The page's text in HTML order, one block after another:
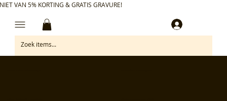
VAN 5% KORTING & GRATIS GRAVURE!